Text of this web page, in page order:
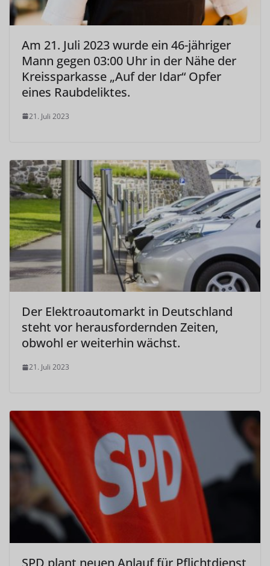
Am 21. Juli 2023 wurde ein 46-jähriger
Mann gegen 03:00 Uhr in der Nähe der
Kreissparkasse „Auf der Idar“ Opfer
eines Raubdeliktes.
21. Juli 2023
Der Elektroautomarkt in Deutschland
steht vor herausfordernden Zeiten,
obwohl er weiterhin wächst.
21. Juli 2023
SPD plant neuen Anlauf für Pflichtdienst